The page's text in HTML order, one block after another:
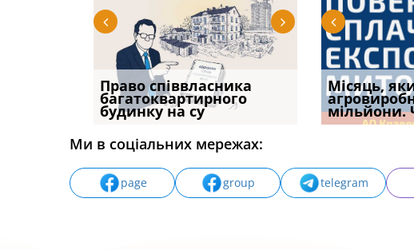
Право співвласника
багатоквартирного
будинку на су
Якщо суд
наявніс
ФУНДАМЕНТАЛЬНА
ПРОБЛЕМА «СУДОВОЇ
ПРАКТИКИ», АБО ПР
Місяць,
мільйони.
Чи
печатка
Ми в соціальних мережах:
page group telegram